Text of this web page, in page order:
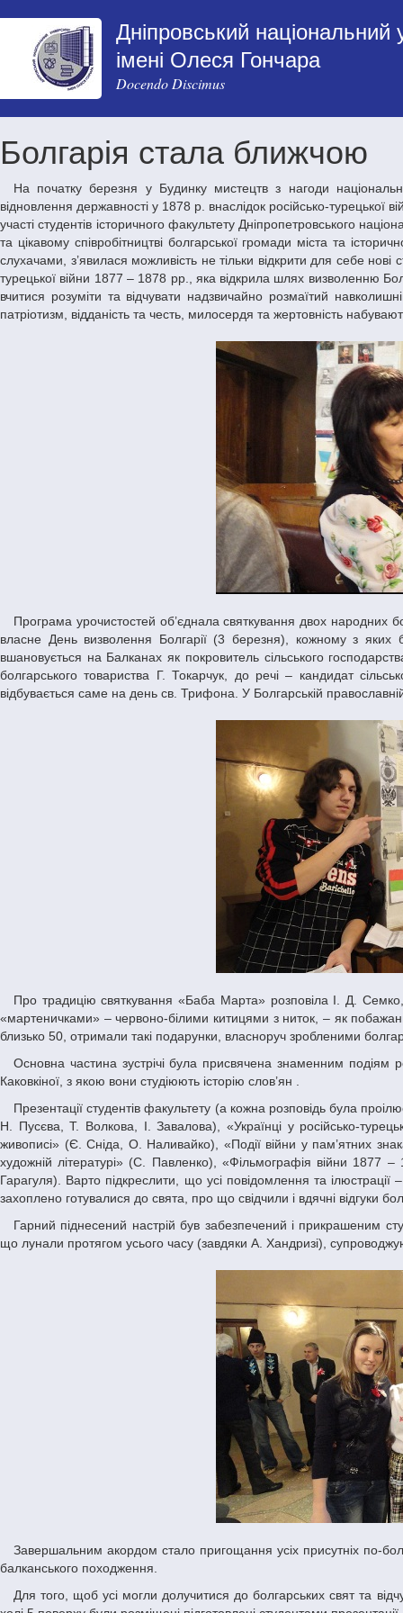
Дніпровський національний
імені Олеся Гончара
Docendo Discimus
Болгарія стала ближчою
На початку березня у Будинку мистецтв з нагоди національного свята Болгарії – Дня визволення народу від османського панування та
відновлення державності у 1878 р. внаслідок російсько-турецької
участі студентів історичного факультету Дніпропетровського
та цікавому співробітництві болгарської громади міста та
слухачами, з’явилася можливість не тільки відкрити для себе нові
турецької війни 1877 – 1878 рр., яка відкрила шлях визволенню
вчитися розуміти та відчувати надзвичайно розмаїтий
патріотизм, відданість та честь, милосердя та жертовність
Програма урочистостей об’єднала святкування двох народних болгарських свят – Трифона-зарізана (1 лютого) та «Баба Марта» (1 березня) та
власне День визволення Болгарії (3 березня), кожному з
вшановується на Балканах як покровитель сільського
болгарського товариства Г. Токарчук, до речі – кандидат
відбувається саме на день св. Трифона. У Болгарській
Про традицію святкування «Баба Марта» розповіла І. Д. Семко, яка походить з бессарабських болгар. У цей день прийнято прикрашати одяг
«мартеничками» – червоно-білими китицями з ниток, – як
близько 50, отримали такі подарунки, власноруч зробленими
Основна частина зустрічі була присвячена знаменним подіям російсько-турецької війни і була підготовлена студентами під керівництвом О.М.
Каковкіної, з якою вони студіюють історію слов’ян .
Презентації студентів факультету (а кожна розповідь була проілюстрована) відбулись за темами: «Російсько-турецька війна в особах» (А. Жукова,
Н. Пусєва, Т. Волкова, І. Завалова), «Українці у російсько-
живописі» (Є. Сніда, О. Наливайко), «Події війни у пам’ятних
художній літературі» (С. Павленко), «Фільмографія війни
Гарагуля). Варто підкреслити, що усі повідомлення та ілюстрації
захоплено готувалися до свята, про що свідчили і вдячні відгуки
Гарний піднесений настрій був забезпечений і прикрашеним студентами кульками та прапорцями залом, і чудовими болгарськими мелодіями,
що лунали протягом усього часу (завдяки А. Хандризі),
Завершальним акордом стало пригощання усіх присутніх по-болгарські: пирогом-гарбузяником та смачним хлібом з мірудією – приправою суто
балканського походження.
Для того, щоб усі могли долучитися до болгарських свят та відчути атмосферу зустрічі з болгарським товариством, на історичному факультеті у